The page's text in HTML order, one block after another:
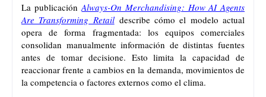
La publicaciónAlways-On Merchandising: How AI Agents
Are Transforming Retaildescribe cómo el modelo actual
opera de forma fragmentada: los equipos comerciales
consolidan manualmente información de distintas fuentes
antes de tomar decisione. Esto limita la capacidad de
reaccionar frente a cambios en la demanda, movimientos de
la competencia o factores externos como el clima.